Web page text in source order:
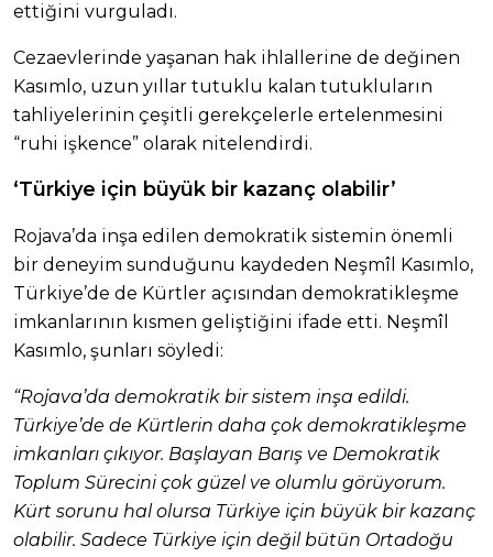
ettiğini vurguladı.
Cezaevlerinde yaşanan hak ihlallerine de değinen
Kasımlo, uzun yıllar tutuklu kalan tutukluların
tahliyelerinin çeşitli gerekçelerle ertelenmesini
“ruhi işkence” olarak nitelendirdi.
‘Türkiye için büyük bir kazanç olabilir’
Rojava’da inşa edilen demokratik sistemin önemli
bir deneyim sunduğunu kaydeden Neşmîl Kasımlo,
Türkiye’de de Kürtler açısından demokratikleşme
imkanlarının kısmen geliştiğini ifade etti. Neşmîl
Kasımlo, şunları söyledi:
“Rojava’da demokratik bir sistem inşa edildi.
Türkiye’de de Kürtlerin daha çok demokratikleşme
imkanları çıkıyor. Başlayan Barış ve Demokratik
Toplum Sürecini çok güzel ve olumlu görüyorum.
Kürt sorunu hal olursa Türkiye için büyük bir kazanç
olabilir. Sadece Türkiye için değil bütün Ortadoğu